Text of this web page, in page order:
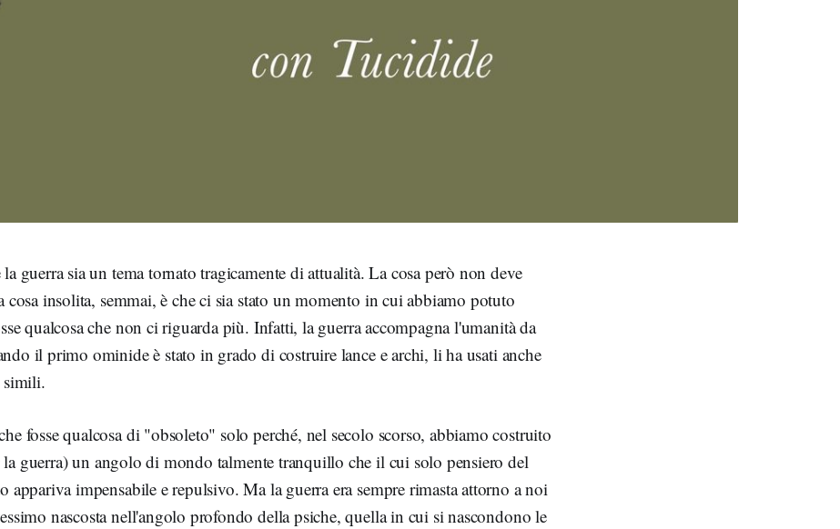
guerra sia un tema tornato tragicamente di attualità. La cosa però non deve
cosa insolita, semmai, è che ci sia stato un momento in cui abbiamo potuto
qualcosa che non ci riguarda più. Infatti, la guerra accompagna l'umanità da
il primo ominide è stato in grado di costruire lance e archi, li ha usati anche
fosse qualcosa di "obsoleto" solo perché, nel secolo scorso, abbiamo costruito
la guerra) un angolo di mondo talmente tranquillo che il cui solo pensiero del
appariva impensabile e repulsivo. Ma la guerra era sempre rimasta attorno a noi
nascosta nell'angolo profondo della psiche, quella in cui si nascondono le